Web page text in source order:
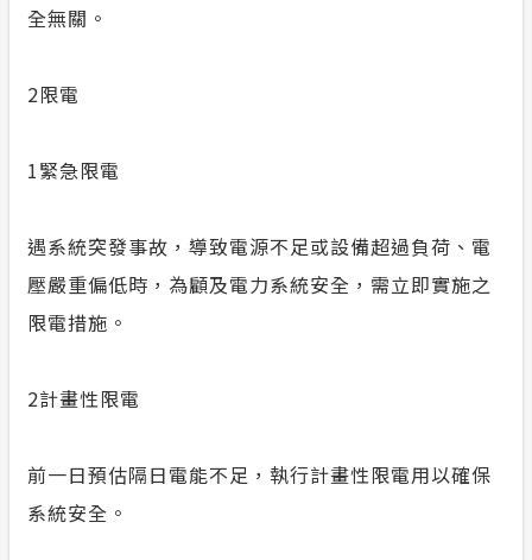
全無關。
2限電
1緊急限電
遇系統突發事故，導致電源不足或設備超過負荷、電
壓嚴重偏低時，為顧及電力系統安全，需立即實施之
限電措施。
2計畫性限電
前一日預估隔日電能不足，執行計畫性限電用以確保
系統安全。